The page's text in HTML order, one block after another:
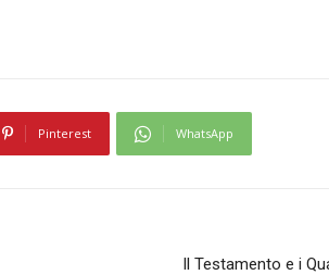
Pinterest WhatsApp
Il Testamento e i